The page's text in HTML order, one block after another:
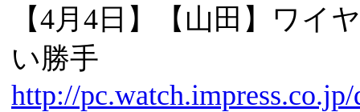
【4月4日】【山田】ワイ
い勝手
http://